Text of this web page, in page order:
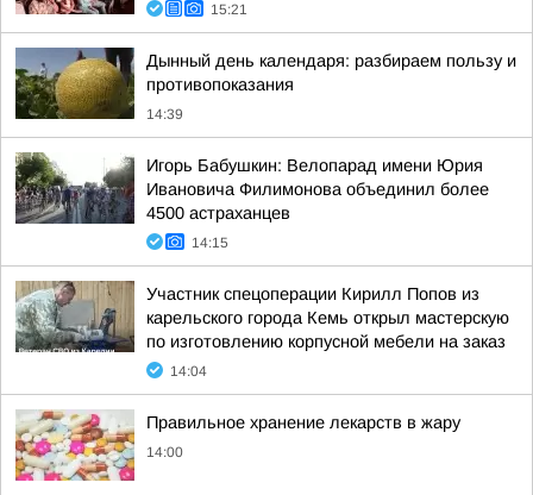
15:21
Дынный день календаря: разбираем пользу и
противопоказания
14:39
Игорь Бабушкин: Велопарад имени Юрия
Ивановича Филимонова объединил более
4500 астраханцев
14:15
Участник спецоперации Кирилл Попов из
карельского города Кемь открыл мастерскую
по изготовлению корпусной мебели на заказ
14:04
Правильное хранение лекарств в жару
14:00